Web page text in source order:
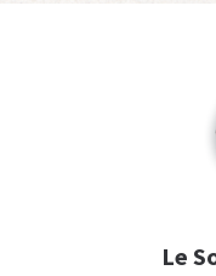
Le